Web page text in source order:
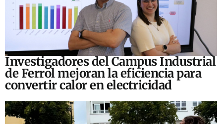
Investigadores del Campus Industrial
de Ferrol mejoran la eficiencia para
convertir calor en electricidad